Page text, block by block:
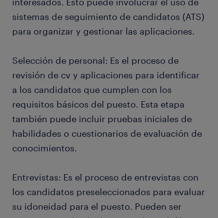
sistemas de seguimiento de candidatos (ATS)
para organizar y gestionar las aplicaciones.
Selección de personal: Es el proceso de
revisión de cv y aplicaciones para identificar
a los candidatos que cumplen con los
requisitos básicos del puesto. Esta etapa
también puede incluir pruebas iniciales de
habilidades o cuestionarios de evaluación de
conocimientos.
Entrevistas: Es el proceso de entrevistas con
los candidatos preseleccionados para evaluar
su idoneidad para el puesto. Pueden ser